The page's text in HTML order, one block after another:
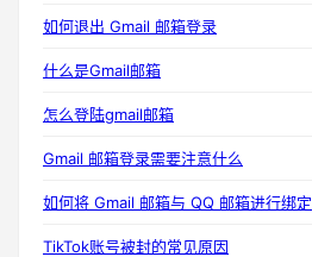
如何退出 Gmail 邮箱登录
什么是Gmail邮箱
怎么登陆gmail邮箱
Gmail 邮箱登录需要注意什么
如何将 Gmail 邮箱与 QQ 邮箱进行绑定
TikTok账号被封的常见原因